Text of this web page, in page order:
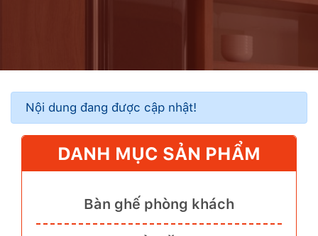
Nội dung đang được cập nhật!
DANH MỤC SẢN PHẨM
Bàn ghế phòng khách